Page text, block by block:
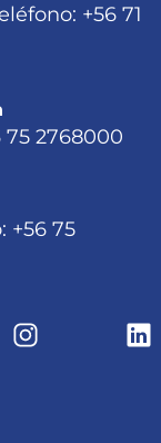
+56 71
75 2768000
+56 75